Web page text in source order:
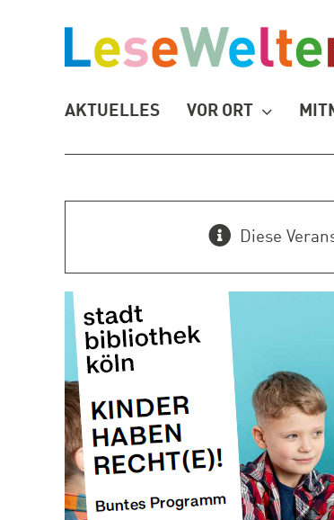
springen
AKTUELLES VOR ORT
Diese